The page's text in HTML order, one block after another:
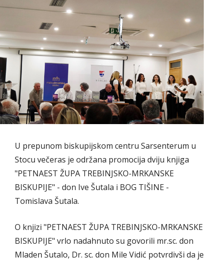
U prepunom biskupijskom centru Sarsenterum u
Stocu večeras je održana promocija dviju knjiga
"PETNAEST ŽUPA TREBINJSKO-MRKANSKE
BISKUPIJE" - don Ive Šutala i BOG TIŠINE -
Tomislava Šutala.
O knjizi "PETNAEST ŽUPA TREBINJSKO-MRKANSKE
BISKUPIJE" vrlo nadahnuto su govorili mr.sc. don
Mladen Šutalo, Dr. sc. don Mile Vidić potvrdivši da je